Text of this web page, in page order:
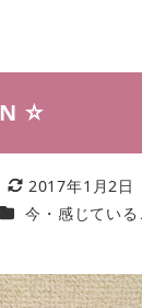
☆
更新日
2017年1月2日
カテゴリー
今・感じている